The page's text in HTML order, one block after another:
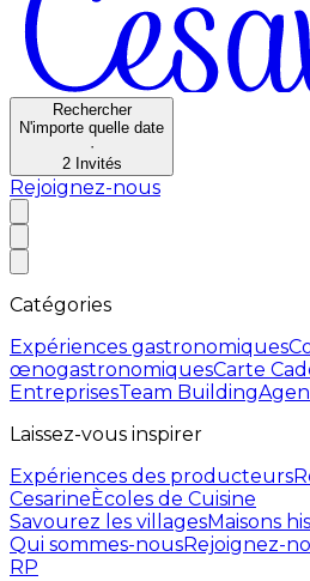
Rechercher
N'importe quelle date
·
2 Invités
Rejoignez-nous
Catégories
Expériences gastronomiques
œnogastronomiquesCarte
EntreprisesTeam Building
Laissez-vous inspirer
Expériences des producteurs
CesarineÈcoles de Cuisine
Savourez les villagesMaisons
Qui sommes-nousRejoignez-
RP